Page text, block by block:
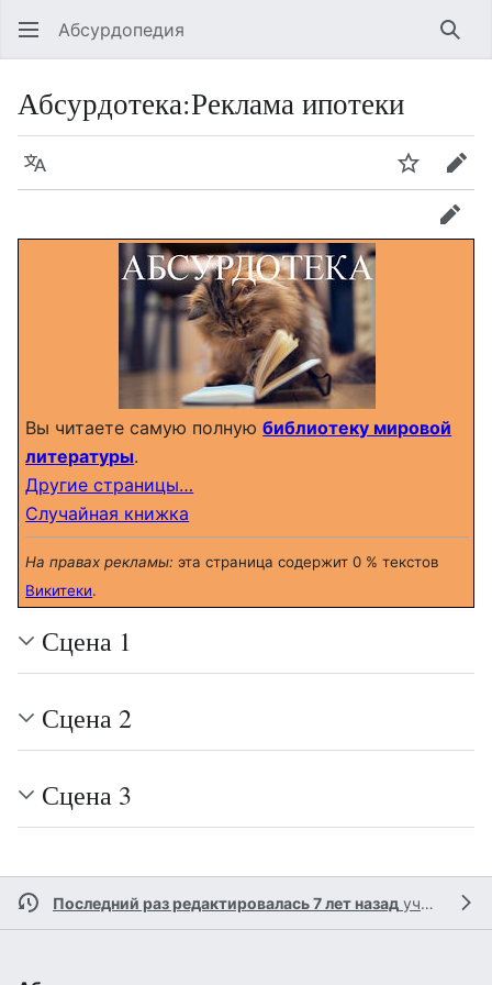
Абсурдопедия
Абсурдотека:Реклама ипотеки
Язык
Вы читаете самую полнуюбиблиотеку мировой
литературы.
Другие страницы…
Случайная книжка
На правах рекламы: эта страница содержит 0 % текстов
Викитеки.
Сцена 1
Сцена 2
Сцена 3
Последний раз редактировалась 7 лет назад участником